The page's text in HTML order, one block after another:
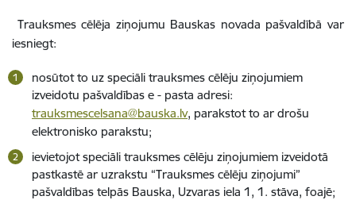
Trauksmes cēlēja ziņojumu Bauskas novada pašvaldībā var
iesniegt:
nosūtot to uz speciāli trauksmes cēlēju ziņojumiem
izveidotu pašvaldības e - pasta adresi:
trauksmescelsana@bauska.lv, parakstot to ar drošu
elektronisko parakstu;
ievietojot speciāli trauksmes cēlēju ziņojumiem izveidotā
pastkastē ar uzrakstu “Trauksmes cēlēju ziņojumi”
pašvaldības telpās Bauska, Uzvaras iela 1, 1. stāva, foajē;